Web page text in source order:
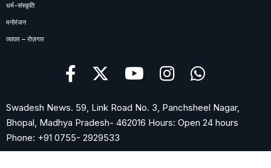
धर्म-संस्कृति
मनोरंजन
व्यापार – रोज़गार
Swadesh News. 59, Link Road No. 3, Panchsheel Nagar,
Bhopal, Madhya Pradesh- 462016 Hours: Open 24 hours
Phone: +91 0755- 2929533